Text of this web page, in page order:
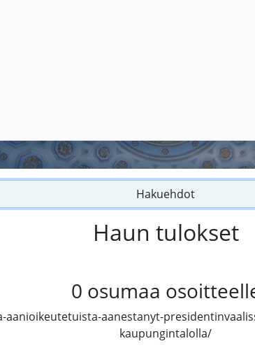
Hakuehdot
Haun tulokset
0 osumaa
aanestanyt-
kaupungintalolla/